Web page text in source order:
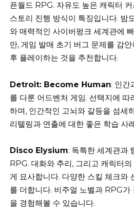
픈월드 RPG. 자유도 높은 캐릭터
스토리 진행 방식이 특징입니다. 밤
와 매력적인 사이버펑크 세계관에
만, 게임 발매 초기 버그 문제를 감
후 플레이하는 것을 추천합니다.
Detroit: Become Human: 인간
를 다룬 어드벤처 게임. 선택지에 따
하며, 인간적인 고뇌와 갈등을 섬세
리텔링과 연출에 대한 좋은 학습 사
Disco Elysium: 독특한 세계관과
RPG. 대화와 추리, 그리고 캐릭터
게 묘사합니다. 다양한 스킬 체크와
를 더합니다. 비주얼 노벨과 RPG가
을 경험해볼 수 있습니다.